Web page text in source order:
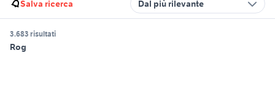
Salva ricerca Dal più rilevante
3.683 risultati
Rog